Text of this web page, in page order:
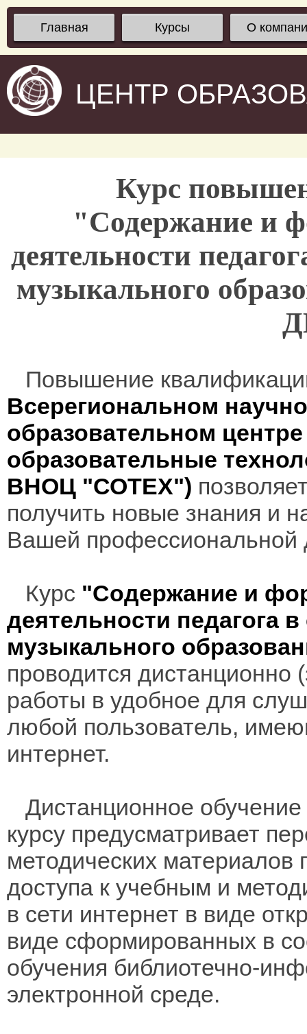
Главная Курсы О
ЦЕНТР
Курс
"Содержание и
деятельности
музыкального
Повышение
Всерегиональном
образовательном
образовательные
ВНОЦ "СОТЕХ")
получить новые знания и
Вашей профессиональной
Курс "Содержание и
деятельности педагога
музыкального
проводится дистанционно
работы в удобное для
любой пользователь,
интернет.
Дистанционное
курсу предусматривает
методических материалов
доступа к учебным и
в сети интернет в виде
виде сформированных в
обучения библиотечно-
электронной среде.